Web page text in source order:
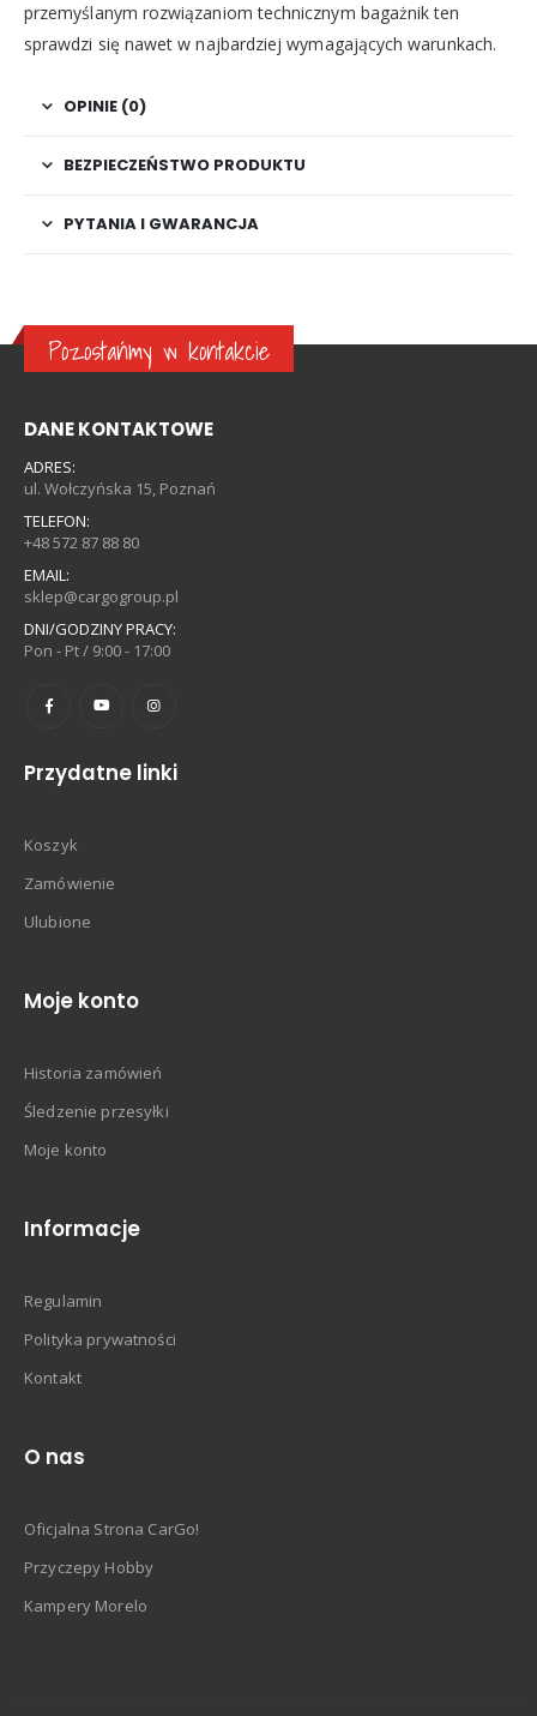
przemyślanym rozwiązaniom technicznym bagażnik ten
sprawdzi się nawet w najbardziej wymagających warunkach.
OPINIE (0)
BEZPIECZEŃSTWO PRODUKTU
PYTANIA I GWARANCJA
Pozostańmy w kontakcie
DANE KONTAKTOWE
ADRES:
ul. Wołczyńska 15, Poznań
TELEFON:
+48 572 87 88 80
EMAIL:
sklep@cargogroup.pl
DNI/GODZINY PRACY:
Pon - Pt / 9:00 - 17:00
Przydatne linki
Koszyk
Zamówienie
Ulubione
Moje konto
Historia zamówień
Śledzenie przesyłki
Moje konto
Informacje
Regulamin
Polityka prywatności
Kontakt
O nas
Oficjalna Strona CarGo!
Przyczepy Hobby
Kampery Morelo